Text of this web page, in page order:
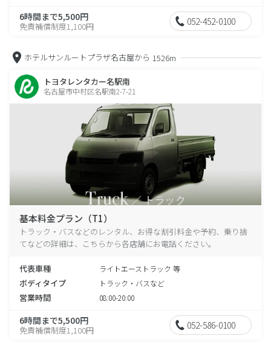
6時間まで5,500円
免責補償制度1,100円 052-452-0100
ホテルサンルートプラザ名古屋から 1526m
トヨタレンタカー名駅南
名古屋市中村区名駅南2-7-21
基本料金プラン（T1）
トラック・バスなどのレンタル、お得な割引料金や予約、乗り捨
てなどの詳細は、こちらから各店舗にお電話ください。
代表車種 ライトエーストラック 等
ボディタイプ トラック・バスなど
営業時間 08:00-20:00
6時間まで5,500円
免責補償制度1,100円 052-586-0100